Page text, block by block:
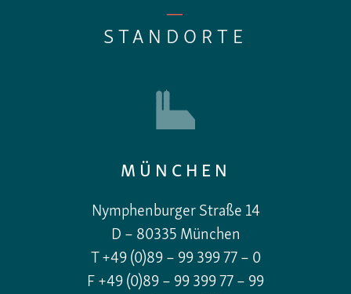
—
STANDORTE
MÜNCHEN
Nymphenburger Straße 14
D – 80335 München
T +49 (0)89 – 99 399 77 – 0
F +49 (0)89 – 99 399 77 – 99